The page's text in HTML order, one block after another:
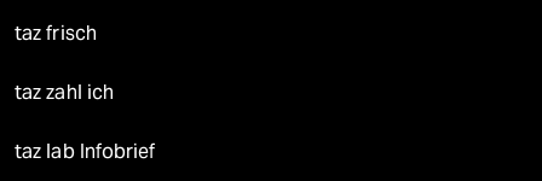
taz frisch
taz zahl ich
taz lab Infobrief